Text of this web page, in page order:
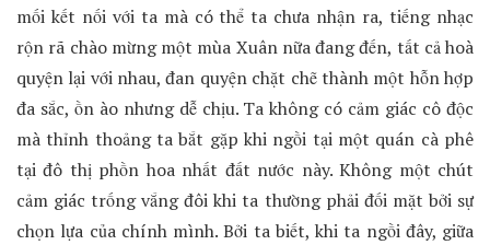
mối kết nối với ta mà có thể ta chưa nhận ra, tiếng nhạc
rộn rã chào mừng một mùa Xuân nữa đang đến, tất cả hoà
quyện lại với nhau, đan quyện chặt chẽ thành một hỗn hợp
đa sắc, ồn ào nhưng dễ chịu. Ta không có cảm giác cô độc
mà thỉnh thoảng ta bắt gặp khi ngồi tại một quán cà phê
tại đô thị phồn hoa nhất đất nước này. Không một chút
cảm giác trống vắng đôi khi ta thường phải đối mặt bởi sự
chọn lựa của chính mình. Bởi ta biết, khi ta ngồi đây, giữa